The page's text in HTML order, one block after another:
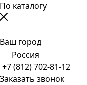
По каталогу
Ваш город
Россия
+7 (812) 702-81-12
Заказать звонок